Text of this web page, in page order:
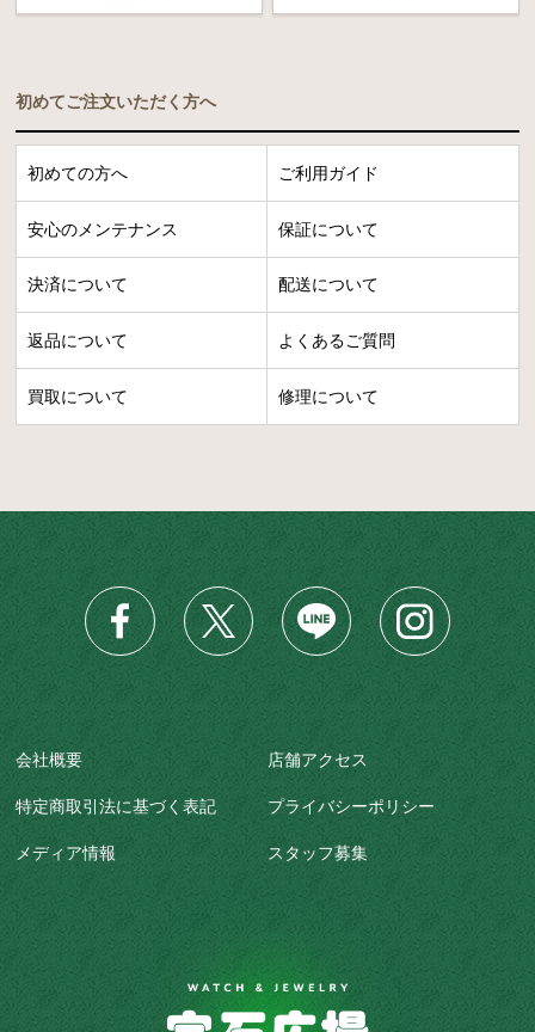
初めてご注文いただく方へ
初めての方へ ご利用ガイド
安心のメンテナンス 保証について
決済について 配送について
返品について よくあるご質問
買取について 修理について
会社概要 店舗アクセス
特定商取引法に基づく表記 プライバシーポリシー
メディア情報 スタッフ募集